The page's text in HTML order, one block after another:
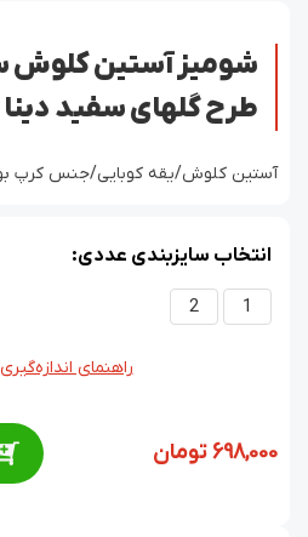
شومیز آستین کلوش
طرح گلهای سفید دینا
آستین کلوش/یقه کوبایی/جنس کرپ
انتخاب سایزبندی عددی:
1
2
راهنمای
698,000تومان